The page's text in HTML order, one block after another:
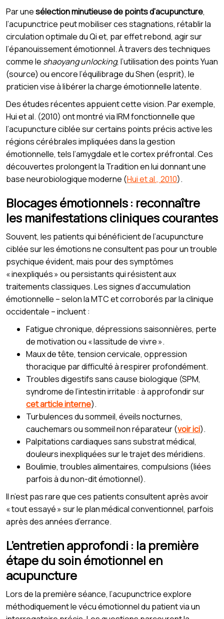
Par unesélection minutieuse de points d’acupuncture,
l’acupunctrice peut mobiliser ces stagnations, rétablir la
circulation optimale du Qi et, par effet rebond, agir sur
l’épanouissement émotionnel. À travers des techniques
comme le shaoyang unlocking, l’utilisation des points Yuan
(source) ou encore l’équilibrage du Shen (esprit), le
praticien vise à libérer la charge émotionnelle latente.
Des études récentes appuient cette vision. Par exemple,
Hui et al. (2010) ont montré via IRM fonctionnelle que
l’acupuncture ciblée sur certains points précis active les
régions cérébrales impliquées dans la gestion
émotionnelle, tels l’amygdale et le cortex préfrontal. Ces
découvertes prolongent la Tradition en lui donnant une
base neurobiologique moderne (Hui et al., 2010).
Blocages émotionnels : reconnaître
les manifestations cliniques courantes
Souvent, les patients qui bénéficient de l’acupuncture
ciblée sur les émotions ne consultent pas pour un trouble
psychique évident, mais pour des symptômes
« inexpliqués » ou persistants qui résistent aux
traitements classiques. Les signes d’accumulation
émotionnelle – selon la MTC et corroborés par la clinique
occidentale – incluent :
Fatigue chronique, dépressions saisonnières, perte
de motivation ou « lassitude de vivre ».
Maux de tête, tension cervicale, oppression
thoracique par difficulté à respirer profondément.
Troubles digestifs sans cause biologique (SPM,
syndrome de l’intestin irritable : à approfondir sur
cet article interne).
Turbulences du sommeil, éveils nocturnes,
cauchemars ou sommeil non réparateur (voir ici).
Palpitations cardiaques sans substrat médical,
douleurs inexpliquées sur le trajet des méridiens.
Boulimie, troubles alimentaires, compulsions (liées
parfois à du non-dit émotionnel).
Il n’est pas rare que ces patients consultent après avoir
« tout essayé » sur le plan médical conventionnel, parfois
après des années d’errance.
L’entretien approfondi : la première
étape du soin émotionnel en
acupuncture
Lors de la première séance, l’acupunctrice explore
méthodiquement le vécu émotionnel du patient via un